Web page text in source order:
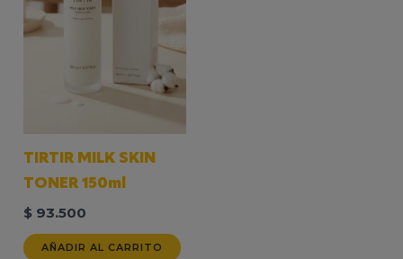
TIRTIR MILK SKIN
TONER 150ml
$ 93.500
AÑADIR AL CARRITO